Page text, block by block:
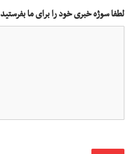
لطفا سوژه خبری خود را برای ما بفرستید